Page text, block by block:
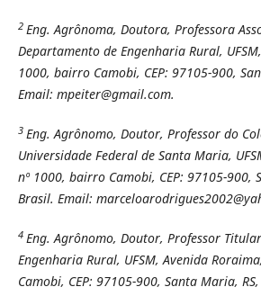
2 Eng. Agrônoma, Doutora, Professora
Departamento de Engenharia Rural,
1000, bairro Camobi, CEP: 97105-900,
Email: mpeiter@gmail.com.
3 Eng. Agrônomo, Doutor, Professor do
Universidade Federal de Santa Maria,
nº 1000, bairro Camobi, CEP: 97105-900,
Brasil. Email:
4 Eng. Agrônomo, Doutor, Professor
Engenharia Rural, UFSM, Avenida
Camobi, CEP: 97105-900, Santa Maria,